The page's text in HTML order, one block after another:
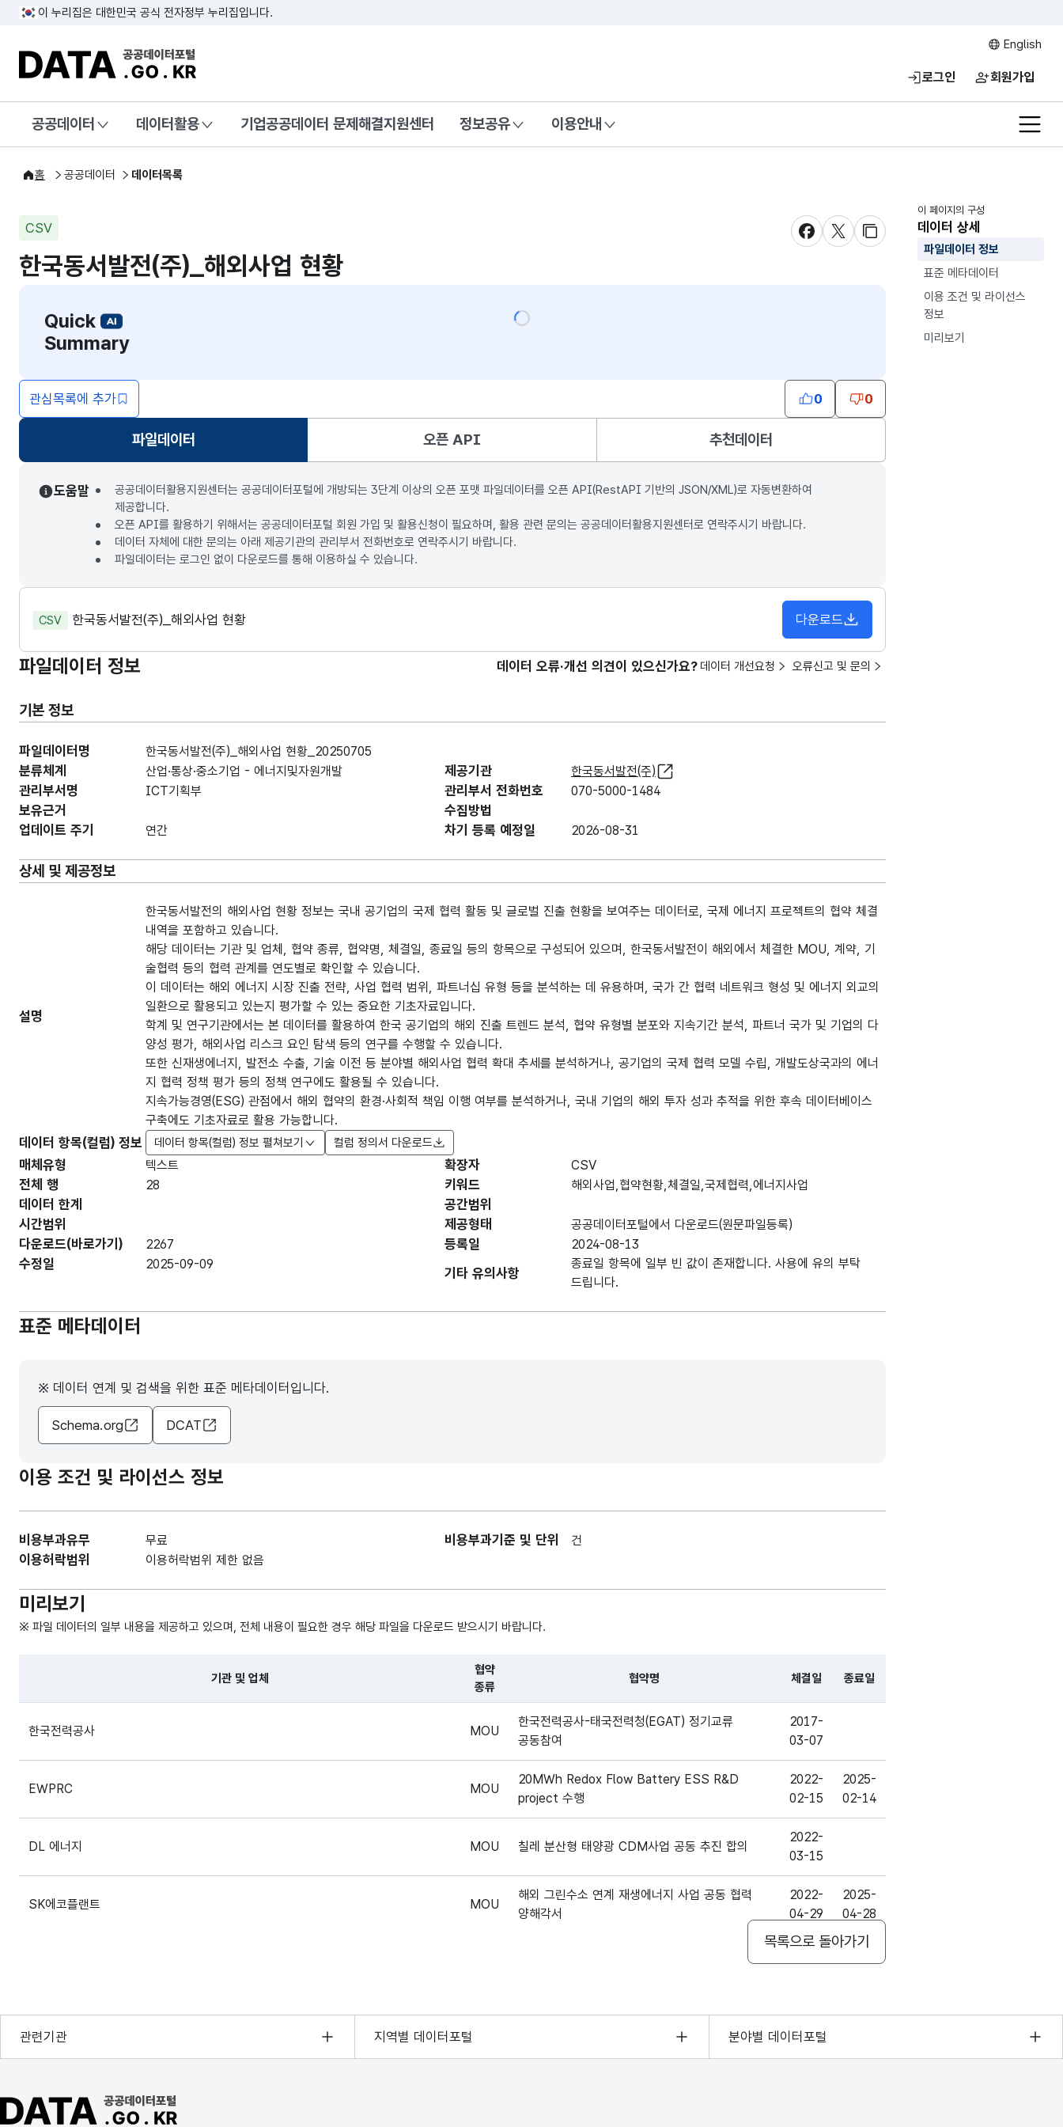
이 누리집은 대한민국 공식 전자정부 누리집입니다.
DATA.GO.KR 공공데이터포털
English
로그인 회원가입
전체
공공데이터 데이터활용 기업공공데이터 문제해결지원센터 정보공유 이용안내
홈 공공데이터 데이터목록
CSV
새창 열림새창 열림새창 열림
한국동서발전(주)_해외사업 현황
Quick
Summary
관심목록에 추가 0 0
파일데이터
선택됨
오픈 API 추천데이터
이 페이지의 구성
데이터 상세
파일데이터 정보
표준 메타데이터
이용 조건 및 라이선스
정보
미리보기
도움말
공공데이터활용지원센터는 공공데이터포털에 개방되는 3단계 이상의 오픈 포맷 파일데이터를 오픈 API(RestAPI 기반의 JSON/XML)로 자동변환하여
제공합니다.
오픈 API를 활용하기 위해서는 공공데이터포털 회원 가입 및 활용신청이 필요하며, 활용 관련 문의는 공공데이터활용지원센터로 연락주시기 바랍니다.
데이터 자체에 대한 문의는 아래 제공기관의 관리부서 전화번호로 연락주시기 바랍니다.
파일데이터는 로그인 없이 다운로드를 통해 이용하실 수 있습니다.
CSV 한국동서발전(주)_해외사업 현황 다운로드
파일데이터 정보 데이터 오류·개선 의견이 있으신가요? 데이터 개선요청 오류신고 및 문의
기본 정보
파일데이터명 한국동서발전(주)_해외사업 현황_20250705
분류체계 산업·통상·중소기업 - 에너지및자원개발 제공기관 한국동서발전(주)
관리부서명 ICT기획부 관리부서 전화번호 070-5000-1484
보유근거
수집방법
업데이트 주기
연간 차기 등록 예정일 2026-08-31
상세 및 제공정보
설명
한국동서발전의 해외사업 현황 정보는 국내 공기업의 국제 협력 활동 및 글로벌 진출 현황을 보여주는 데이터로, 국제 에너지 프로젝트의 협약 체결
내역을 포함하고 있습니다.
해당 데이터는 기관 및 업체, 협약 종류, 협약명, 체결일, 종료일 등의 항목으로 구성되어 있으며, 한국동서발전이 해외에서 체결한 MOU, 계약, 기
술협력 등의 협력 관계를 연도별로 확인할 수 있습니다.
이 데이터는 해외 에너지 시장 진출 전략, 사업 협력 범위, 파트너십 유형 등을 분석하는 데 유용하며, 국가 간 협력 네트워크 형성 및 에너지 외교의
일환으로 활용되고 있는지 평가할 수 있는 중요한 기초자료입니다.
학계 및 연구기관에서는 본 데이터를 활용하여 한국 공기업의 해외 진출 트렌드 분석, 협약 유형별 분포와 지속기간 분석, 파트너 국가 및 기업의 다
양성 평가, 해외사업 리스크 요인 탐색 등의 연구를 수행할 수 있습니다.
또한 신재생에너지, 발전소 수출, 기술 이전 등 분야별 해외사업 협력 확대 추세를 분석하거나, 공기업의 국제 협력 모델 수립, 개발도상국과의 에너
지 협력 정책 평가 등의 정책 연구에도 활용될 수 있습니다.
지속가능경영(ESG) 관점에서 해외 협약의 환경·사회적 책임 이행 여부를 분석하거나, 국내 기업의 해외 투자 성과 추적을 위한 후속 데이터베이스
구축에도 기초자료로 활용 가능합니다.
데이터 항목(컬럼) 정보 데이터 항목(컬럼) 정보 펼쳐보기 컬럼 정의서 다운로드
데이터 항목 표로 항목명, 항목명(영문명), 항목 설명, 도메인분류, 데이터타입, 최대길이, 표현방식, 단위, 생성
항목명 항목명(영문명)
기관
및
institution_nm
(해외사업MOU에
대해) 주관하는
업체 이름
category 명칭_명 25
날짜
종료일 end date
조약 따위를
25
매체유형 텍스트 확장자 CSV
전체 행 28 키워드 해외사업,협약현황,체결일,국제협력,에너지사업
데이터 한계
공간범위
시간범위
제공형태 공공데이터포털에서 다운로드(원문파일등록)
다운로드(바로가기) 2267 등록일 2024-08-13
수정일 2025-09-09
기타 유의사항
종료일 항목에 일부 빈 값이 존재합니다. 사용에 유의 부탁
드립니다.
표준 메타데이터
※ 데이터 연계 및 검색을 위한 표준 메타데이터입니다.
Schema.org DCAT
이용 조건 및 라이선스 정보
비용부과유무 무료 비용부과기준 및 단위 건
이용허락범위 이용허락범위 제한 없음
미리보기
※ 파일 데이터의 일부 내용을 제공하고 있으며, 전체 내용이 필요한 경우 해당 파일을 다운로드 받으시기 바랍니다.
파일 데이터의 일부 내용의 표로 센터명, 프로그램명, 강습요일, 시간, 장소로 구성되어있습니다.
기관 및 업체
협약
종류
협약명 체결일 종료일
한국전력공사 MOU
한국전력공사-태국전력청(EGAT) 정기교류
공동참여
2017-
03-07
EWPRC MOU
20MWh Redox Flow Battery ESS R&D
project 수행
2022-
02-15
2025-
02-14
DL 에너지 MOU 칠레 분산형 태양광 CDM사업 공동 추진 합의
2022-
03-15
SK에코플랜트 MOU
해외 그린수소 연계 재생에너지 사업 공동 협력
양해각서
2022-
04-29
2025-
04-28
2022-
2024-
① 삼성물산 ② Amp Power Australia MOU 호주 포트 보니쏜 그린수소 사업개발 양해각서
10-14
목록으로 돌아가기
관련기관
행정안전부
한국지능정보사회진흥원
국가정보자원관리원
지역별 데이터포털
서울 열린데이터광장
경기데이터드림
분야별 데이터포털
기상자료개방포털
국토교통부 공간정보오픈플랫폼
공공데이터포털 바로가기